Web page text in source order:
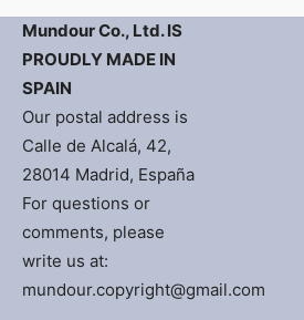
Mundour Co., Ltd. IS
PROUDLY MADE IN
SPAIN
Our postal address is
Calle de Alcalá, 42,
28014 Madrid, España
For questions or
comments, please
write us at:
mundour.copyright@gmail.com